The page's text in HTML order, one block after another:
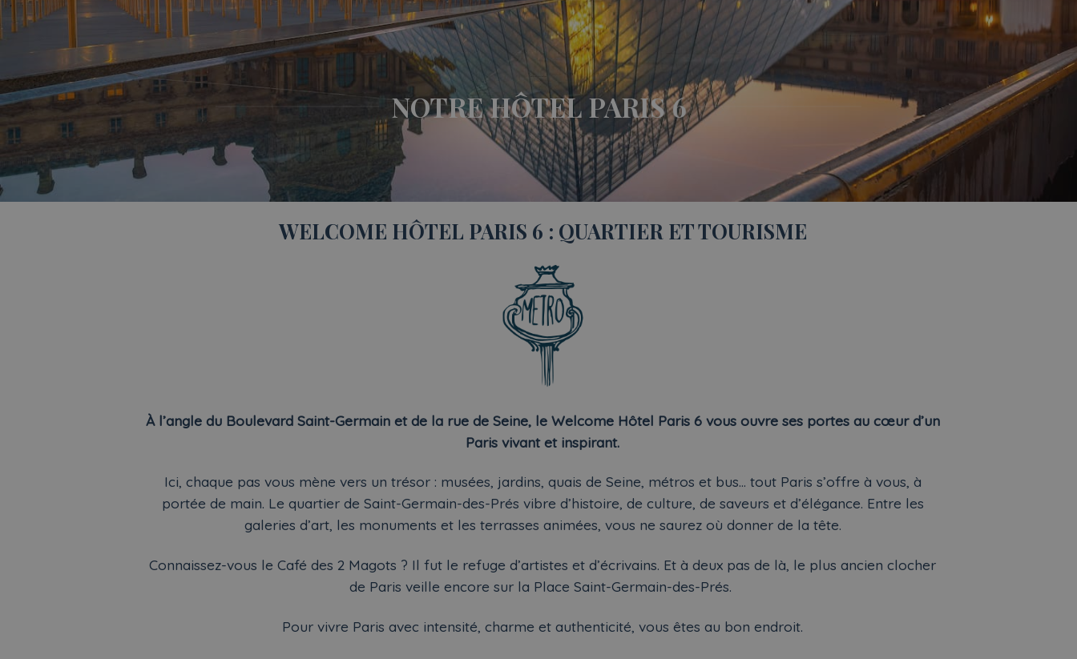
NOTRE HÔTEL PARIS 6
WELCOME HÔTEL PARIS 6 : QUARTIER ET TOURISME
À l’angle du Boulevard Saint-Germain et de la rue de Seine, le Welcome Hôtel Paris 6 vous ouvre ses portes au cœur d’un
Paris vivant et inspirant.
Ici, chaque pas vous mène vers un trésor : musées, jardins, quais de Seine, métros et bus… tout Paris s’offre à vous, à
portée de main. Le quartier de Saint-Germain-des-Prés vibre d’histoire, de culture, de saveurs et d’élégance. Entre les
galeries d’art, les monuments et les terrasses animées, vous ne saurez où donner de la tête.
Connaissez-vous le Café des 2 Magots ? Il fut le refuge d’artistes et d’écrivains. Et à deux pas de là, le plus ancien clocher
de Paris veille encore sur la Place Saint-Germain-des-Prés.
Pour vivre Paris avec intensité, charme et authenticité, vous êtes au bon endroit.